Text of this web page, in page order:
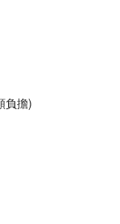
負擔)